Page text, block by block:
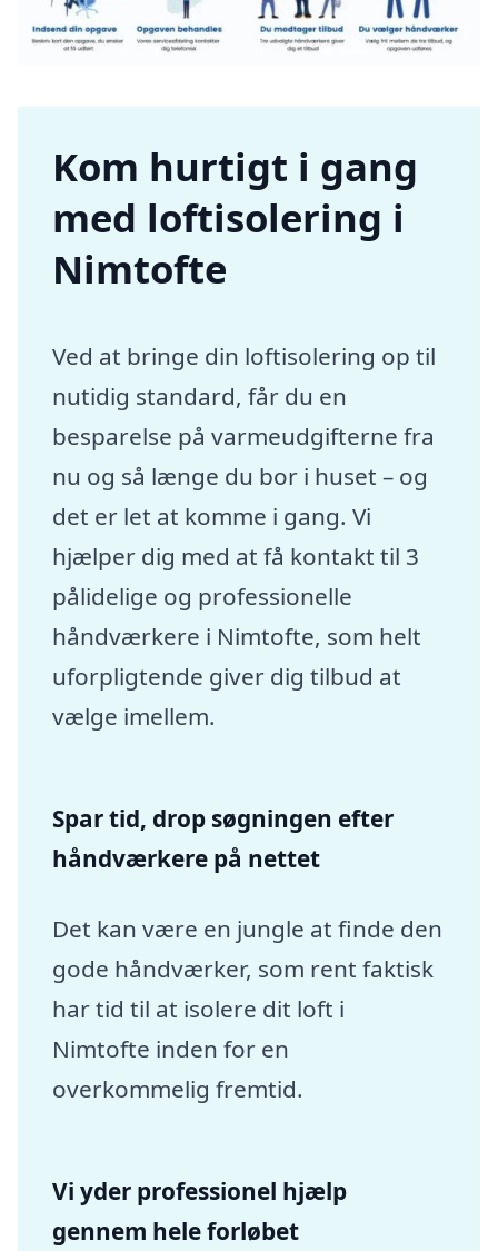
Kom hurtigt i gang
med loftisolering i
Nimtofte
Ved at bringe din loftisolering op til
nutidig standard, får du en
besparelse på varmeudgifterne fra
nu og så længe du bor i huset – og
det er let at komme i gang. Vi
hjælper dig med at få kontakt til 3
pålidelige og professionelle
håndværkere i Nimtofte, som helt
uforpligtende giver dig tilbud at
vælge imellem.
Spar tid, drop søgningen efter
håndværkere på nettet
Det kan være en jungle at finde den
gode håndværker, som rent faktisk
har tid til at isolere dit loft i
Nimtofte inden for en
overkommelig fremtid.
Vi yder professionel hjælp
gennem hele forløbet